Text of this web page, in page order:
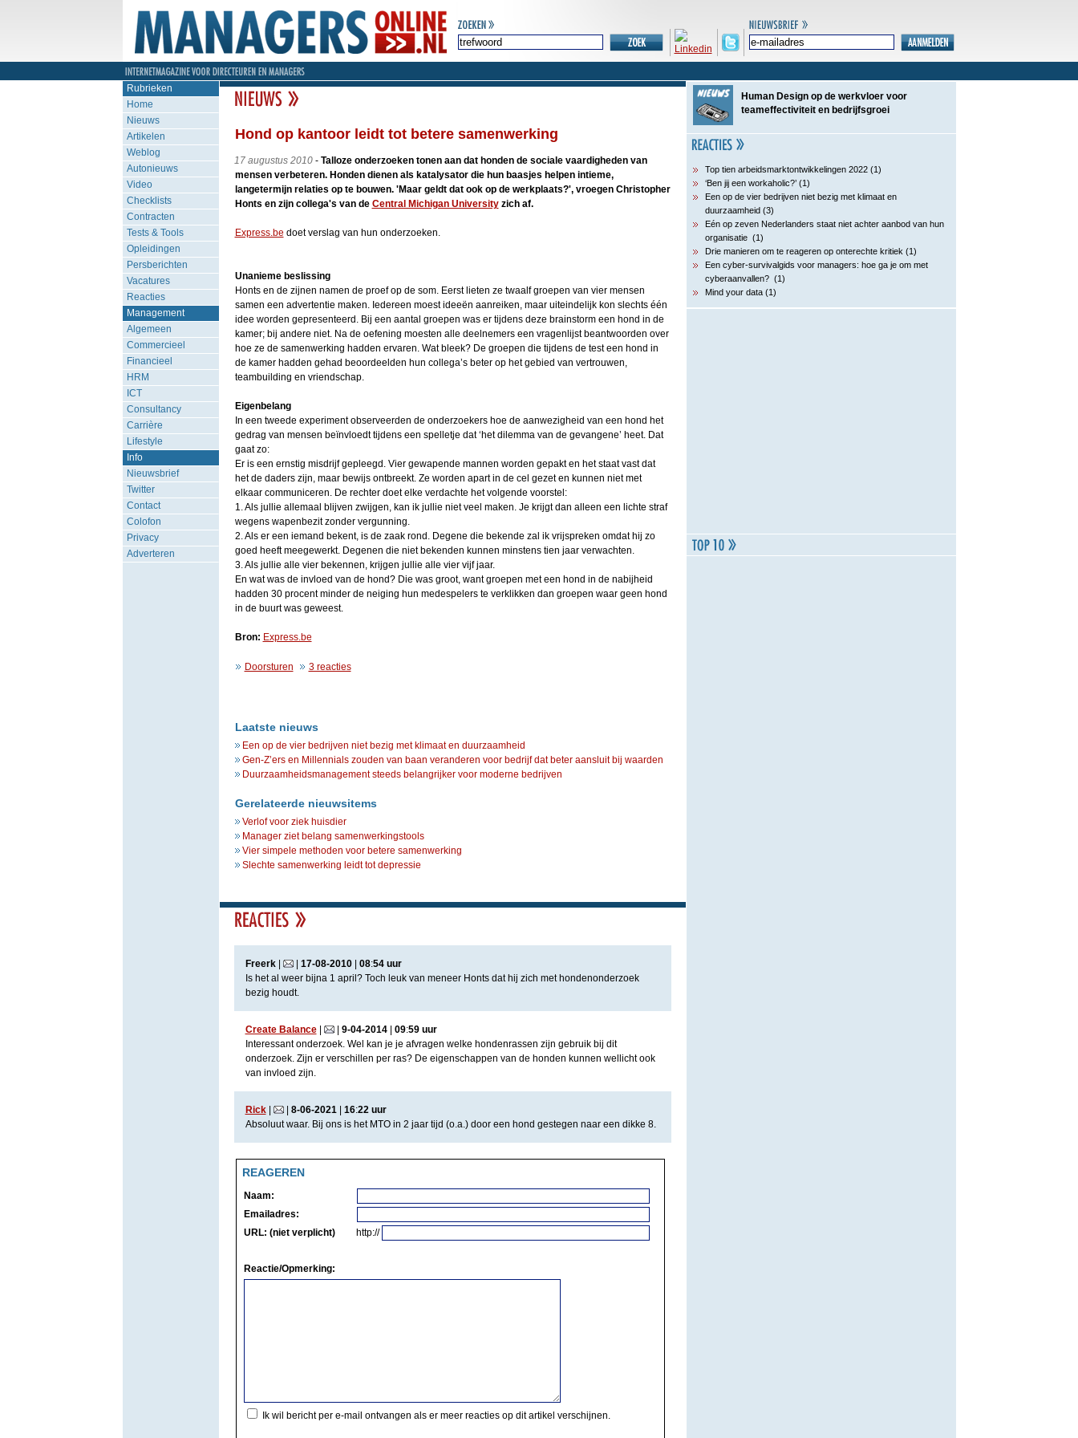
Rubrieken
Home
Nieuws
Artikelen
Weblog
Autonieuws
Video
Checklists
Contracten
Tests & Tools
Opleidingen
Persberichten
Vacatures
Reacties
Management
Algemeen
Commercieel
Financieel
HRM
ICT
Consultancy
Carrière
Lifestyle
Info
Nieuwsbrief
Twitter
Contact
Colofon
Privacy
Adverteren
Hond op kantoor leidt tot betere samenwerking
17 augustus 2010- Talloze onderzoeken tonen aan dat honden de sociale vaardigheden van
mensen verbeteren. Honden dienen als katalysator die hun baasjes helpen intieme,
langetermijn relaties op te bouwen. 'Maar geldt dat ook op de werkplaats?', vroegen Christopher
Honts en zijn collega's van de Central Michigan Universityzich af.
Express.be doet verslag van hun onderzoeken.
Unanieme beslissing
Honts en de zijnen namen de proef op de som. Eerst lieten ze twaalf groepen van vier mensen
samen een advertentie maken. Iedereen moest ideeën aanreiken, maar uiteindelijk kon slechts één
idee worden gepresenteerd. Bij een aantal groepen was er tijdens deze brainstorm een hond in de
kamer; bij andere niet. Na de oefening moesten alle deelnemers een vragenlijst beantwoorden over
hoe ze de samenwerking hadden ervaren. Wat bleek? De groepen die tijdens de test een hond in
de kamer hadden gehad beoordeelden hun collega’s beter op het gebied van vertrouwen,
teambuilding en vriendschap.
Eigenbelang
In een tweede experiment observeerden de onderzoekers hoe de aanwezigheid van een hond het
gedrag van mensen beïnvloedt tijdens een spelletje dat ‘het dilemma van de gevangene’ heet. Dat
gaat zo:
Er is een ernstig misdrijf gepleegd. Vier gewapende mannen worden gepakt en het staat vast dat
het de daders zijn, maar bewijs ontbreekt. Ze worden apart in de cel gezet en kunnen niet met
elkaar communiceren. De rechter doet elke verdachte het volgende voorstel:
1. Als jullie allemaal blijven zwijgen, kan ik jullie niet veel maken. Je krijgt dan alleen een lichte straf
wegens wapenbezit zonder vergunning.
2. Als er een iemand bekent, is de zaak rond. Degene die bekende zal ik vrijspreken omdat hij zo
goed heeft meegewerkt. Degenen die niet bekenden kunnen minstens tien jaar verwachten.
3. Als jullie alle vier bekennen, krijgen jullie alle vier vijf jaar.
En wat was de invloed van de hond? Die was groot, want groepen met een hond in de nabijheid
hadden 30 procent minder de neiging hun medespelers te verklikken dan groepen waar geen hond
in de buurt was geweest.
Bron: Express.be
Doorsturen 3 reacties
Laatste nieuws
Een op de vier bedrijven niet bezig met klimaat en duurzaamheid
Gen-Z’ers en Millennials zouden van baan veranderen voor bedrijf dat beter aansluit bij waarden
Duurzaamheidsmanagement steeds belangrijker voor moderne bedrijven
Gerelateerde nieuwsitems
Verlof voor ziek huisdier
Manager ziet belang samenwerkingstools
Vier simpele methoden voor betere samenwerking
Slechte samenwerking leidt tot depressie
Freerk| | 17-08-2010| 08:54 uur
Is het al weer bijna 1 april? Toch leuk van meneer Honts dat hij zich met hondenonderzoek
bezig houdt.
Create Balance| | 9-04-2014| 09:59 uur
Interessant onderzoek. Wel kan je je afvragen welke hondenrassen zijn gebruik bij dit
onderzoek. Zijn er verschillen per ras? De eigenschappen van de honden kunnen wellicht ook
van invloed zijn.
Rick| | 8-06-2021| 16:22 uur
Absoluut waar. Bij ons is het MTO in 2 jaar tijd (o.a.) door een hond gestegen naar een dikke 8.
REAGEREN
Naam:
Emailadres:
URL: (niet verplicht)
http://
Reactie/Opmerking:
Ik wil bericht per e-mail ontvangen als er meer reacties op dit artikel verschijnen.
Human Design op de werkvloer voor
teameffectiviteit en bedrijfsgroei
Top tien arbeidsmarktontwikkelingen 2022 (1)
‘Ben jij een workaholic?’ (1)
Een op de vier bedrijven niet bezig met klimaat en
duurzaamheid (3)
Eén op zeven Nederlanders staat niet achter aanbod van hun
organisatie (1)
Drie manieren om te reageren op onterechte kritiek (1)
Een cyber-survivalgids voor managers: hoe ga je om met
cyberaanvallen? (1)
Mind your data (1)